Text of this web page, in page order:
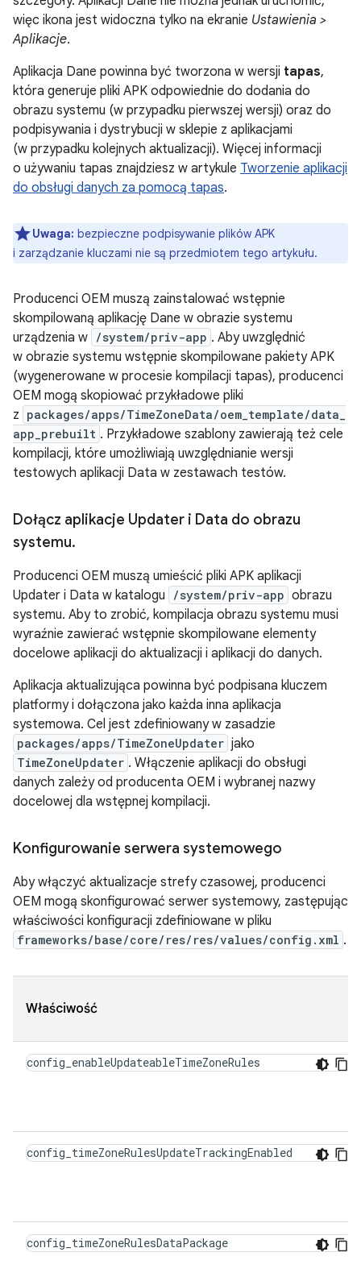
więc ikona jest widoczna tylko na ekranie Ustawienia >
Aplikacje.
Aplikacja Dane powinna być tworzona w wersji tapas,
która generuje pliki APK odpowiednie do dodania do
obrazu systemu (w przypadku pierwszej wersji) oraz do
podpisywania i dystrybucji w sklepie z aplikacjami
(w przypadku kolejnych aktualizacji). Więcej informacji
o używaniu tapas znajdziesz w artykule Tworzenie aplikacji
do obsługi danych za pomocą tapas.
Uwaga: bezpieczne podpisywanie plików APK
i zarządzanie kluczami nie są przedmiotem tego artykułu.
Producenci OEM muszą zainstalować wstępnie
skompilowaną aplikację Dane w obrazie systemu
urządzenia w /system/priv-app . Aby uwzględnić
w obrazie systemu wstępnie skompilowane pakiety APK
(wygenerowane w procesie kompilacji tapas), producenci
OEM mogą skopiować przykładowe pliki
z packages/apps/TimeZoneData/oem_template/data_
app_prebuilt . Przykładowe szablony zawierają też cele
kompilacji, które umożliwiają uwzględnianie wersji
testowych aplikacji Data w zestawach testów.
Dołącz aplikacje Updater i Data do obrazu
systemu.
Producenci OEM muszą umieścić pliki APK aplikacji
Updater i Data w katalogu
/system/priv-app obrazu
systemu. Aby to zrobić, kompilacja obrazu systemu musi
wyraźnie zawierać wstępnie skompilowane elementy
docelowe aplikacji do aktualizacji i aplikacji do danych.
Aplikacja aktualizująca powinna być podpisana kluczem
platformy i dołączona jako każda inna aplikacja
systemowa. Cel jest zdefiniowany w zasadzie
packages/apps/TimeZoneUpdater jako
TimeZoneUpdater . Włączenie aplikacji do obsługi
danych zależy od producenta OEM i wybranej nazwy
docelowej dla wstępnej kompilacji.
Konfigurowanie serwera systemowego
Aby włączyć aktualizacje strefy czasowej, producenci
OEM mogą skonfigurować serwer systemowy, zastępując
właściwości konfiguracji zdefiniowane w pliku
frameworks/base/core/res/res/values/config.xml .
Właściwość
config_enableUpdateableTimeZoneRules
config_timeZoneRulesUpdateTrackingEnabled
config_timeZoneRulesDataPackage